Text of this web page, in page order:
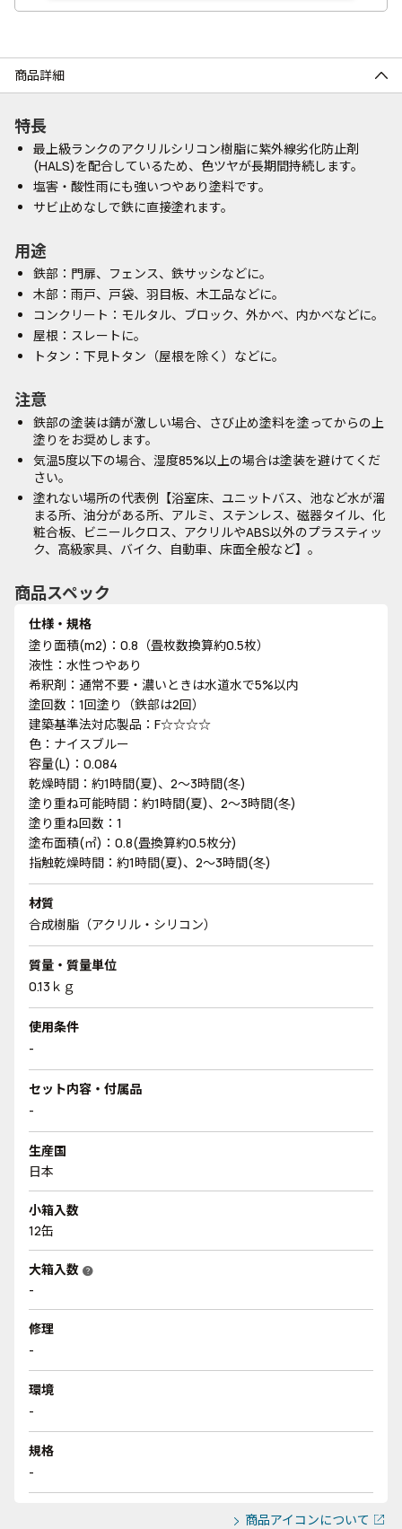
商品詳細
特長
最上級ランクのアクリルシリコン樹脂に紫外線劣化防止剤
(HALS)を配合しているため、色ツヤが長期間持続します。
塩害・酸性雨にも強いつやあり塗料です。
サビ止めなしで鉄に直接塗れます。
用途
鉄部：門扉、フェンス、鉄サッシなどに。
木部：雨戸、戸袋、羽目板、木工品などに。
コンクリート：モルタル、ブロック、外かべ、内かべなどに。
屋根：スレートに。
トタン：下見トタン（屋根を除く）などに。
注意
鉄部の塗装は錆が激しい場合、さび止め塗料を塗ってからの上
塗りをお奨めします。
気温5度以下の場合、湿度85%以上の場合は塗装を避けてくだ
さい。
塗れない場所の代表例【浴室床、ユニットバス、池など水が溜
まる所、油分がある所、アルミ、ステンレス、磁器タイル、化
粧合板、ビニールクロス、アクリルやABS以外のプラスティッ
ク、高級家具、バイク、自動車、床面全般など】。
商品スペック
仕様・規格
塗り面積(m2)：0.8（畳枚数換算約0.5枚）
液性：水性つやあり
希釈剤：通常不要・濃いときは水道水で5%以内
塗回数：1回塗り（鉄部は2回）
建築基準法対応製品：F☆☆☆☆
色：ナイスブルー
容量(L)：0.084
乾燥時間：約1時間(夏)、2～3時間(冬)
塗り重ね可能時間：約1時間(夏)、2～3時間(冬)
塗り重ね回数：1
塗布面積(㎡)：0.8(畳換算約0.5枚分)
指触乾燥時間：約1時間(夏)、2～3時間(冬)
材質
合成樹脂（アクリル・シリコン）
質量・質量単位
0.13ｋｇ
使用条件
-
セット内容・付属品
-
生産国
日本
小箱入数
12缶
大箱入数 help
-
修理
-
環境
-
規格
-
商品アイコンについて